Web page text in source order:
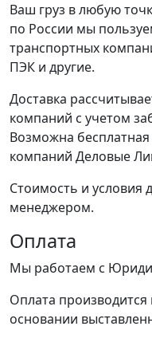
Ваш груз в любую
по России мы
транспортных
ПЭК и другие.
Доставка
компаний с учетом
Возможна
компаний Деловые
Стоимость и условия
менеджером.
Оплата
Мы работаем с
Оплата
основании